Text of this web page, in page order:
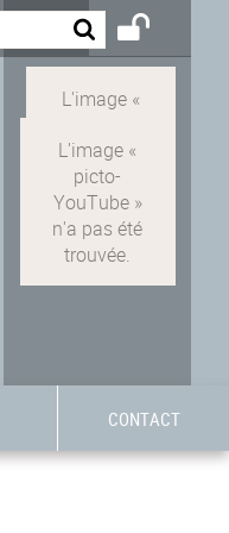
CONTACT